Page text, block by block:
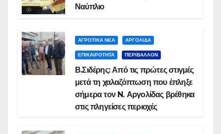
Ναύπλιο
ΑΓΡΟΤΙΚΑ ΝΕΑ ΑΡΓΟΛΙΔΑ
ΕΠΙΚΑΙΡΟΤΗΤΑ ΠΕΡΙΒΑΛΛΟΝ
Β.Σιδέρης: Από τις πρώτες στιγμές
μετά τη χαλαζόπτωση που έπληξε
σήμερα τον N. Αργολίδας βρέθηκα
στις πληγείσες περιοχές